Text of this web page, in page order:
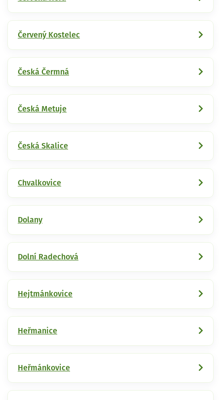
Červený Kostelec
Česká Čermná
Česká Metuje
Česká Skalice
Chvalkovice
Dolany
Dolní Radechová
Hejtmánkovice
Heřmanice
Heřmánkovice